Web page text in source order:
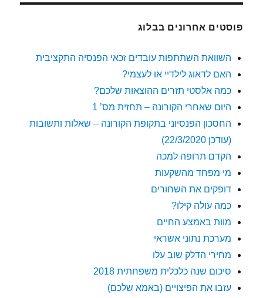
פוסטים אחרונים בבלוג
השוואת השתתפות עובדים זכאי הפנסיה התקציבית
האם לדאוג לילדיי או לעצמי?
כמה אלסטי תזרים ההוצאות שלכם?
היום שאחרי הקורונה – תחזית מס’ 1
החסכון הפנסיוני בתקופת הקורונה – שאלות ותשובות
(עודכן 22/3/2020)
הקדם תרופה למכה
מי מפחד מהשקעות
דופקים את השחורים
כמה עולה קילו?
מוות באמצע החיים
מערכת נתוני אשראי
מחירי הדלק שוב עלו
סיכום שנה כלכלית משפחתית 2018
עזבו את הפיצויים (באמא שלכם)